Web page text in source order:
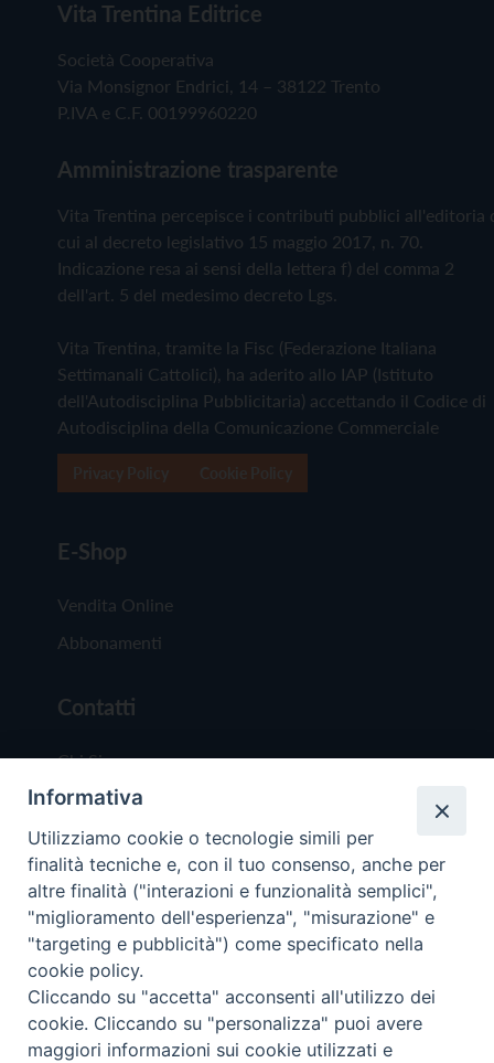
Vita Trentina Editrice
Società Cooperativa
Via Monsignor Endrici, 14 – 38122 Trento
P.IVA e C.F. 00199960220
Amministrazione trasparente
Vita Trentina percepisce i contributi pubblici all'editoria
cui al decreto legislativo 15 maggio 2017, n. 70.
Indicazione resa ai sensi della lettera f) del comma 2
dell'art. 5 del medesimo decreto Lgs.
Vita Trentina, tramite la Fisc (Federazione Italiana
Settimanali Cattolici), ha aderito allo IAP (Istituto
dell'Autodisciplina Pubblicitaria) accettando il Codice di
Autodisciplina della Comunicazione Commerciale
E-Shop
Vendita Online
Abbonamenti
Contatti
Chi Siamo
Redazione
Scrivici
Copyright © 2019 - Tutti i diritti riservati - Vita
Trentina Editrice
Informativa
Utilizziamo cookie o tecnologie simili per
finalità tecniche e, con il tuo consenso, anche per
altre finalità ("interazioni e funzionalità semplici",
"miglioramento dell'esperienza", "misurazione" e
"targeting e pubblicità") come specificato nella
cookie policy.
Cliccando su "accetta" acconsenti all'utilizzo dei
cookie. Cliccando su "personalizza" puoi avere
maggiori informazioni sui cookie utilizzati e